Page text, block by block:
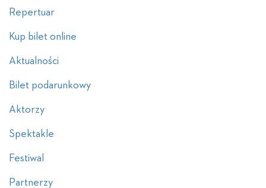
Repertuar
Kup bilet online
Aktualności
Bilet podarunkowy
Aktorzy
Spektakle
Festiwal
Partnerzy